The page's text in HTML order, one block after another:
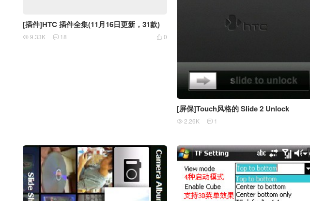
[插件]HTC 插件全集(11月16日更新，31款)
 0
 9.33K  18
[屏保]Touch风格的 Slide 2 Unlock
 2.26K  1